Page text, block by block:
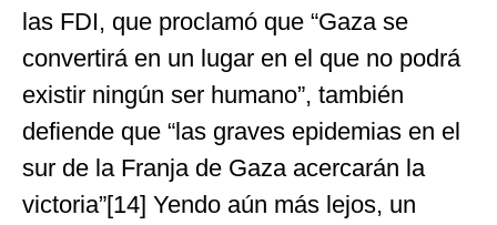
las FDI, que proclamó que “Gaza se
convertirá en un lugar en el que no podrá
existir ningún ser humano”, también
defiende que “las graves epidemias en el
sur de la Franja de Gaza acercarán la
victoria”[14] Yendo aún más lejos, un